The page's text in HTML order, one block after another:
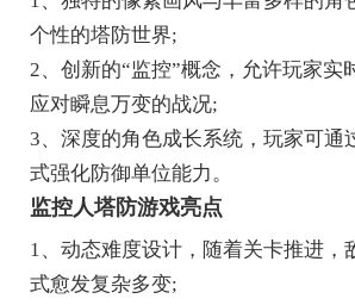
个性的塔防世界;
2、创新的“监控”概念，允许玩家实
应对瞬息万变的战况;
3、深度的角色成长系统，玩家可通
式强化防御单位能力。
监控人塔防游戏亮点
1、动态难度设计，随着关卡推进，
式愈发复杂多变;